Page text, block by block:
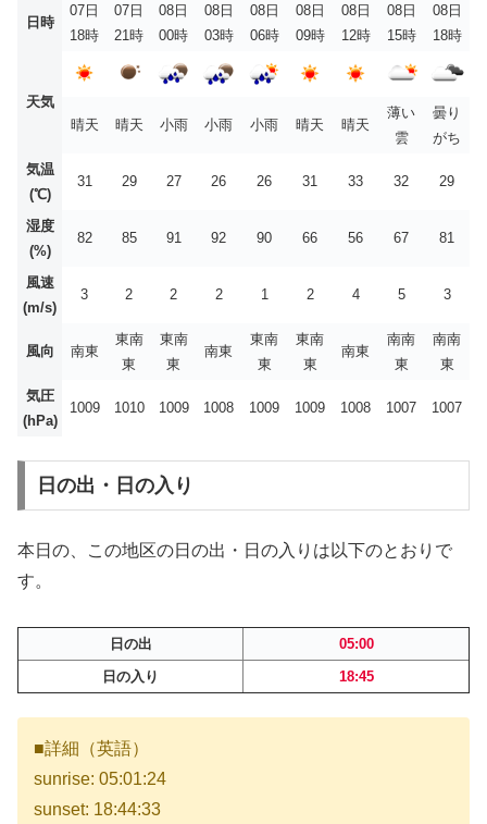
日時
07日
18時
07日
21時
08日
00時
08日
03時
08日
06時
08日
09時
08日
12時
08日
15時
08日
18時
天気
晴天
晴天 小雨 小雨 小雨 晴天 晴天
薄い
雲
曇り
がち
気温
(℃)
31 29 27 26 26 31 33 32 29
湿度
(%)
82 85 91 92 90 66 56 67 81
風速
(m/s)
3 2 2 2 1 2 4 5 3
風向 南東
東南
東
東南
東
南東
東南
東
東南
東
南東
南南
東
南南
東
気圧
(hPa)
1009 1010 1009 1008 1009 1009 1008 1007 1007
日の出・日の入り
本日の、この地区の日の出・日の入りは以下のとおりで
す。
日の出
05:00
日の入り
18:45
■詳細（英語）
sunrise: 05:01:24
sunset: 18:44:33